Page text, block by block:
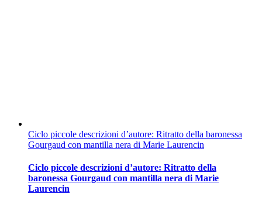
Ciclo piccole descrizioni d’autore: Ritratto della baronessa
Gourgaud con mantilla nera di Marie Laurencin
Ciclo piccole descrizioni d’autore: Ritratto della
baronessa Gourgaud con mantilla nera di Marie
Laurencin